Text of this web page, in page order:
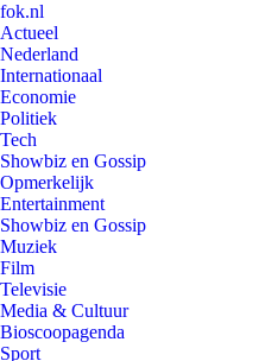
fok.nl
Actueel
Nederland
Internationaal
Economie
Politiek
Tech
Showbiz en Gossip
Opmerkelijk
Entertainment
Showbiz en Gossip
Muziek
Film
Televisie
Media & Cultuur
Bioscoopagenda
Sport